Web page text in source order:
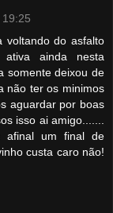
voltando do asfalto
ainda nesta
somente deixou de
não ter os minimos
aguardar por boas
isso ai amigo.......
afinal um final de
custa caro não!